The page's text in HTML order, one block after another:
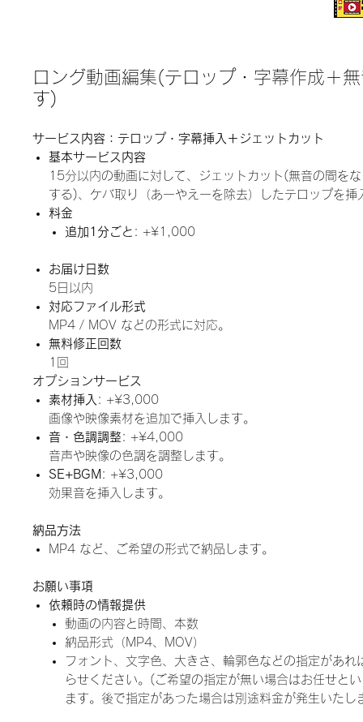
ロング動画編集(テロップ・字幕作成＋
す)
サービス内容：テロップ・字幕挿入＋ジェットカット
基本サービス内容
15分以内の動画に対して、ジェットカット(無音の間を
する)、ケバ取り（あーやえーを除去）したテロップを挿
料金
追加1分ごと : +¥1,000
お届け日数
5日以内
対応ファイル形式
MP4 / MOV などの形式に対応。
無料修正回数
1回
オプションサービス
素材挿入 : +¥3,000
画像や映像素材を追加で挿入します。
音・色調調整 : +¥4,000
音声や映像の色調を調整します。
SE+BGM : +¥3,000
効果音を挿入します。
納品方法
MP4 など、ご希望の形式で納品します。
お願い事項
依頼時の情報提供
動画の内容と時間、本数
納品形式（MP4、MOV）
フォント、文字色、大きさ、輪郭色などの指定があれ
らせください。(ご希望の指定が無い場合はお任せと
ます。後で指定があった場合は別途料金が発生いたし